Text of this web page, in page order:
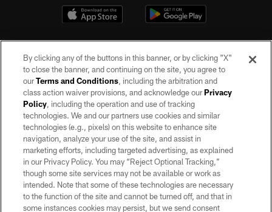
©2026 by the Las Vegas Raiders. All rights reserved. No portion of this site
may be reproduced without the express written permission of the Las Vegas
Raiders.
PRIVACY POLICY
TERMS OF SERVICE
ACCESSIBILITY
AD CHOICES
By clicking any of the buttons in this banner, or by clicking "X"
to close the banner, and continuing on the site, you agree to
ourTerms and Conditions, including the arbitration and
class action waiver provisions, and acknowledge ourPrivacy
Policy, including the operation and use of tracking
technologies. We and our partners use cookies and similar
technologies (e.g., pixels) on this website to enhance site
navigation, analyze your use of the site, and assist in
marketing efforts, including targeted advertising, as explained
in our Privacy Policy. You may “Reject Optional Tracking,”
though some site services may not be available or work as
intended. Note that some of these technologies are necessary
to the function of the site and cannot be turned off, and that in
some instances cookies may persist, but we send consent